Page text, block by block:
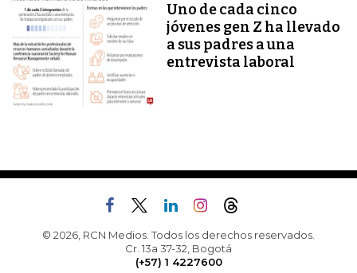
Uno de cada cinco
jóvenes gen Z ha llevado
a sus padres a una
entrevista laboral
© 2026, RCN Medios. Todos los derechos reservados.
Cr. 13a 37-32, Bogotá
(+57) 1 4227600